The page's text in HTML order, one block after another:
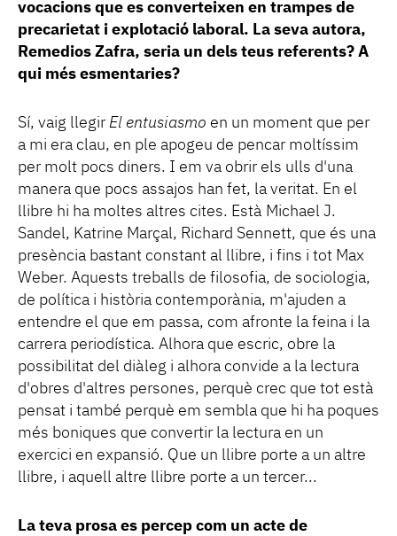
vocacions que es converteixen en trampes de
precarietat i explotació laboral. La seva autora,
Remedios Zafra, seria un dels teus referents? A
qui més esmentaries?
Sí, vaig llegir El entusiasmo en un moment que per
a mi era clau, en ple apogeu de pencar moltíssim
per molt pocs diners. I em va obrir els ulls d'una
manera que pocs assajos han fet, la veritat. En el
llibre hi ha moltes altres cites. Està Michael J.
Sandel, Katrine Marçal, Richard Sennett, que és una
presència bastant constant al llibre, i fins i tot Max
Weber. Aquests treballs de filosofia, de sociologia,
de política i història contemporània, m'ajuden a
entendre el que em passa, com afronte la feina i la
carrera periodística. Alhora que escric, obre la
possibilitat del diàleg i alhora convide a la lectura
d'obres d'altres persones, perquè crec que tot està
pensat i també perquè em sembla que hi ha poques
més boniques que convertir la lectura en un
exercici en expansió. Que un llibre porte a un altre
llibre, i aquell altre llibre porte a un tercer...
La teva prosa es percep com un acte de